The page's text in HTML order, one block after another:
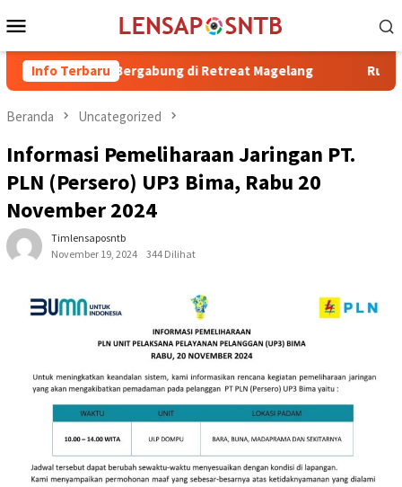
ke
Mobile
Info Terbaru
Irfan Bergabung di Retreat Magelang Rutan Kelas IIB
Beranda Uncategorized
Informasi Pemeliharaan Jaringan PT.
PLN (Persero) UP3 Bima, Rabu 20
November 2024
Timlensaposntb
November 19, 2024
344 Dilihat